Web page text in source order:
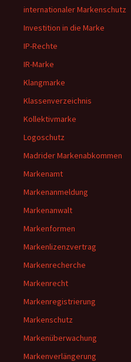
internationaler Markenschutz
Investition in die Marke
IP-Rechte
IR-Marke
Klangmarke
Klassenverzeichnis
Kollektivmarke
Logoschutz
Madrider Markenabkommen
Markenamt
Markenanmeldung
Markenanwalt
Markenformen
Markenlizenzvertrag
Markenrecherche
Markenrecht
Markenregistrierung
Markenschutz
Markenüberwachung
Markenverlängerung